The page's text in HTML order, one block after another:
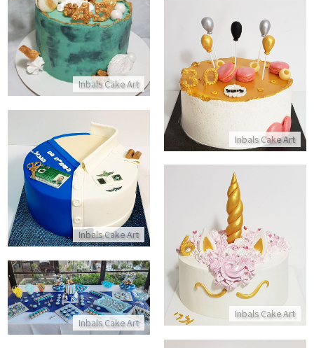
Inbals Cake Art
התקשר/י
Inbals Cake Art
עוגת יום הולדת 30
התקשר/י
Inbals Cake Art
עוגת שחרור מבצק סוכר
התקשר/י
Inbals Cake Art
עוגת זילוף חד קרן
התקשר/י
Inbals Cake Art
שולחן מתוקים מעוצב לבר מצווה
התקשר/י